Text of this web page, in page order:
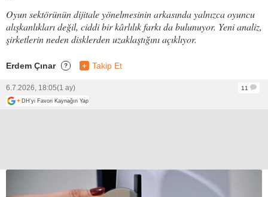
Oyun sektörünün dijitale yönelmesinin arkasında yalnızca oyuncu
alışkanlıkları değil, ciddi bir kârlılık farkı da bulunuyor. Yeni analiz,
şirketlerin neden disklerden uzaklaştığını açıklıyor.
Erdem Çınar ? + Takip Et
6.7.2026, 18:05(1 ay)
11
+ DH'yi Favori Kaynağın Yap